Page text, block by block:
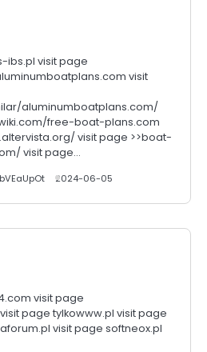
ibs.pl visit page
visit
aluminumboatplans.com/
free-boat-plans.com
visit page >>boat-
visit page…
2024-06-05
visit page
page tylkowww.pl visit page
visit page softneox.pl